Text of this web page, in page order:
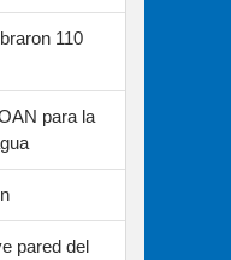
110
para la
pared del